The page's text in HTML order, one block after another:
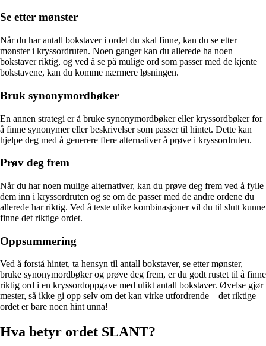
Se etter mønster
Når du har antall bokstaver i ordet du skal finne, kan du se etter
mønster i kryssordruten. Noen ganger kan du allerede ha noen
bokstaver riktig, og ved å se på mulige ord som passer med de kjente
bokstavene, kan du komme nærmere løsningen.
Bruk synonymordbøker
En annen strategi er å bruke synonymordbøker eller kryssordbøker for
å finne synonymer eller beskrivelser som passer til hintet. Dette kan
hjelpe deg med å generere flere alternativer å prøve i kryssordruten.
Prøv deg frem
Når du har noen mulige alternativer, kan du prøve deg frem ved å fylle
dem inn i kryssordruten og se om de passer med de andre ordene du
allerede har riktig. Ved å teste ulike kombinasjoner vil du til slutt kunne
finne det riktige ordet.
Oppsummering
Ved å forstå hintet, ta hensyn til antall bokstaver, se etter mønster,
bruke synonymordbøker og prøve deg frem, er du godt rustet til å finne
riktig ord i en kryssordoppgave med ulikt antall bokstaver. Øvelse gjør
mester, så ikke gi opp selv om det kan virke utfordrende – det riktige
ordet er bare noen hint unna!
Hva betyr ordet SLANT?